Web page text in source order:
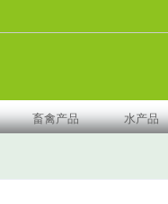
畜禽产品 水产品